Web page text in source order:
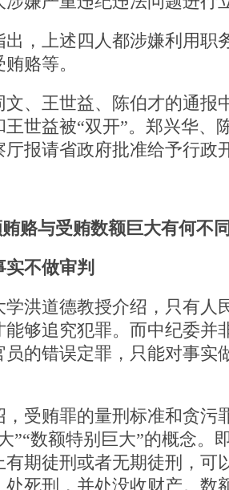
上述四人都涉嫌利用职
赂等。
王世益、陈伯才的通报
世益被“双开”。郑兴华、
厅报请省政府批准给予行政
与受贿数额巨大有何不
不做审判
道德教授介绍，只有人
能够追究犯罪。而中纪委并
员的错误定罪，只能对事实
贿罪的量刑标准和贪污
”“数额特别巨大”的概念。
有期徒刑或者无期徒刑，可
处死刑，并处没收财产。数